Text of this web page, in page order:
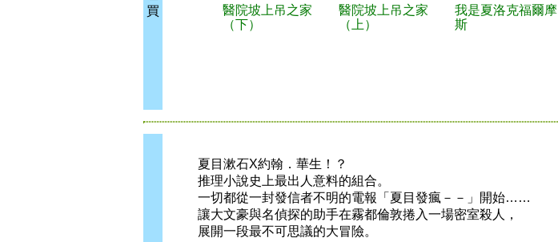
買
醫院坡上吊之家
（下）
醫院坡上吊之家
（上）
我是夏洛克福爾摩
斯
夏目漱石X約翰．華生！？
推理小說史上最出人意料的組合。
一切都從一封發信者不明的電報「夏目發瘋－－」開始……
讓大文豪與名偵探的助手在霧都倫敦捲入一場密室殺人，
展開一段最不可思議的大冒險。